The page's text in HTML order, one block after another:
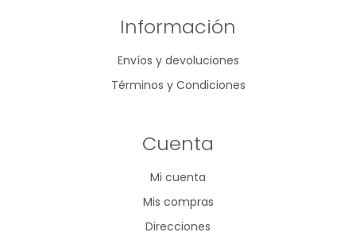
Información
Envíos y devoluciones
Términos y Condiciones
Cuenta
Mi cuenta
Mis compras
Direcciones